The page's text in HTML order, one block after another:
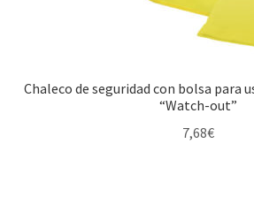
Chaleco de seguridad con bolsa para
“Watch-out”
7,68€